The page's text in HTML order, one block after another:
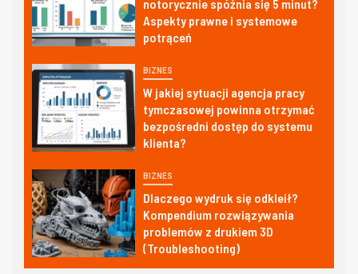
notorycznie spóźnia się 5 minut?
Aspekty prawne i systemowe
potrąceń
BIZNES
W jakiej sytuacji agencja pracy
tymczasowej powinna otrzymać
bezpośredni dostęp do systemu
klienta?
BIZNES
Dlaczego wydruk się odkleił?
Kompendium rozwiązywania
problemów z drukiem 3D
(Troubleshooting)